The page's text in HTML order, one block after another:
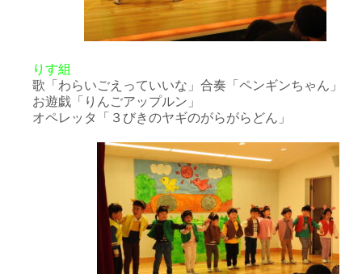
りす組
歌「わらいごえっていいな」合奏「ペンギンちゃん」
お遊戯「りんごアップルン」
オペレッタ「３びきのヤギのがらがらどん」